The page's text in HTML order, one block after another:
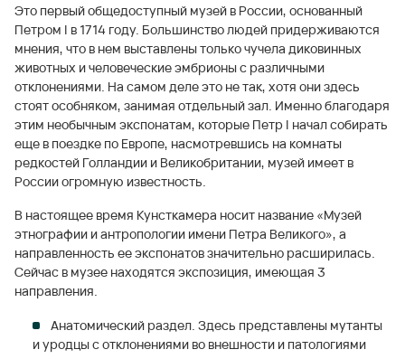
Это первый общедоступный музей в России, основанный
Петром I в 1714 году. Большинство людей придерживаются
мнения, что в нем выставлены только чучела диковинных
животных и человеческие эмбрионы с различными
отклонениями. На самом деле это не так, хотя они здесь
стоят особняком, занимая отдельный зал. Именно благодаря
этим необычным экспонатам, которые Петр I начал собирать
еще в поездке по Европе, насмотревшись на комнаты
редкостей Голландии и Великобритании, музей имеет в
России огромную известность.
В настоящее время Кунсткамера носит название «Музей
этнографии и антропологии имени Петра Великого», а
направленность ее экспонатов значительно расширилась.
Сейчас в музее находятся экспозиция, имеющая 3
направления.
Анатомический раздел. Здесь представлены мутанты
и уродцы с отклонениями во внешности и патологиями